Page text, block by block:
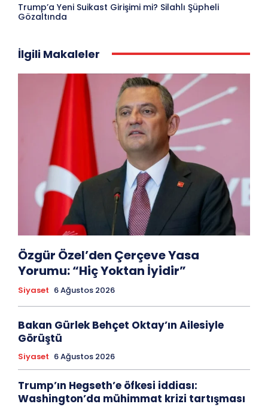
Trump’a Yeni Suikast Girişimi mi? Silahlı Şüpheli
Gözaltında
İlgili Makaleler
Özgür Özel’den Çerçeve Yasa
Yorumu: “Hiç Yoktan İyidir”
Siyaset 6 Ağustos 2026
Bakan Gürlek Behçet Oktay’ın Ailesiyle
Görüştü
Siyaset 6 Ağustos 2026
Trump’ın Hegseth’e öfkesi iddiası:
Washington’da mühimmat krizi tartışması